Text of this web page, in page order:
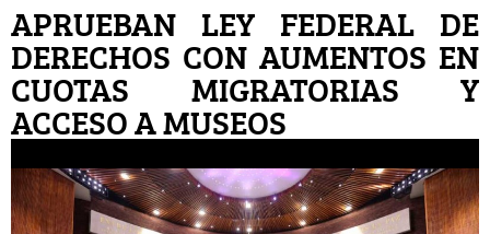
APRUEBAN LEY FEDERAL DE
DERECHOS CON AUMENTOS EN
CUOTAS MIGRATORIAS Y
ACCESO A MUSEOS